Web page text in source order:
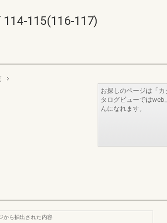
115(116-117)
お探しのページは「
タログビューでは
んになれます。
から抽出された内容